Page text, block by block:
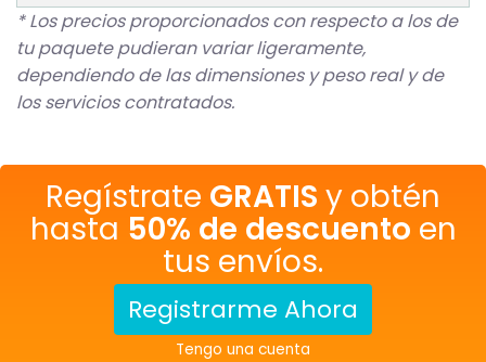
* Los precios proporcionados con respecto a los de
tu paquete pudieran variar ligeramente,
dependiendo de las dimensiones y peso real y de
los servicios contratados.
Regístrate GRATIS y obtén
hasta 50% de descuento en
tus envíos.
Registrarme Ahora
Tengo una cuenta